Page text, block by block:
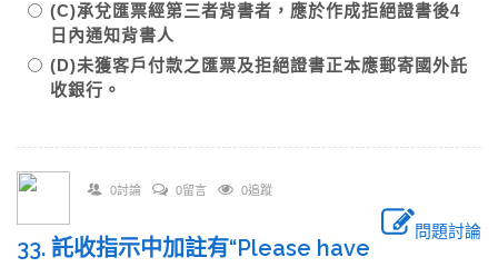
(C)承兌匯票經第三者背書者，應於作成拒絕證書後4
日內通知背書人
(D)未獲客戶付款之匯票及拒絕證書正本應郵寄國外託
收銀行。
0討論 0留言 0追蹤
問題討論
33. 託收指示中加註有“Please have